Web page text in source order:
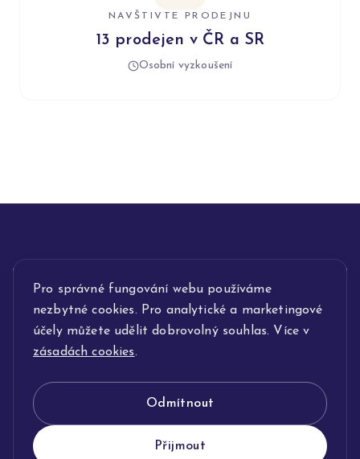
Pro správné fungování webu používáme
nezbytné cookies. Pro analytické a marketingové
účely můžete udělit dobrovolný souhlas. Více v
zásadách cookies.
Odmítnout
Přijmout
NAVŠTIVTE PRODEJNU
13 prodejen v ČR a SR
Osobní vyzkoušení
INFORMACE
POPIS SLUŽEB
KLENOTNICTVÍ JOLLEO